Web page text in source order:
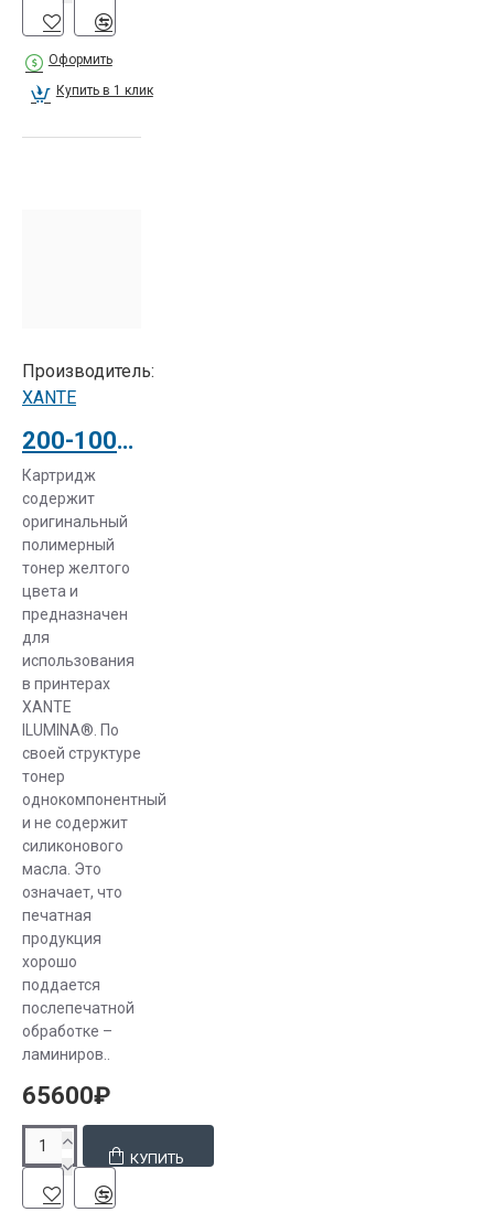
с
оригинальной
продукцией,
хорошим
и низкой
и
многофункциональные
Они
отвечают
за
идеальное
качество
печати и
гарантируют
срок
службы.
В нашем
магазине вы
найдете
большой выбор
«расходников»
от известных
торговых
брендов по
самой
доступной
цене. У нас вы
можете
выбрать и
учетом ваших
пожеланий по
ресурсу и
Оформить
Купить в 1 клик
Производитель:
XANTE
200-100224 Картридж Xante Ilumina 502 YELLOW TONER CARTRIDGE (О)
Картридж
содержит
оригинальный
полимерный
тонер желтого
цвета и
предназначен
для
использования
в принтерах
XANTE
ILUMINA®. По
своей структуре
тонер
однокомпонентный
и не содержит
силиконового
масла. Это
означает, что
печатная
продукция
хорошо
поддается
послепечатной
обработке –
ламиниров..
65600₽
КУПИТЬ